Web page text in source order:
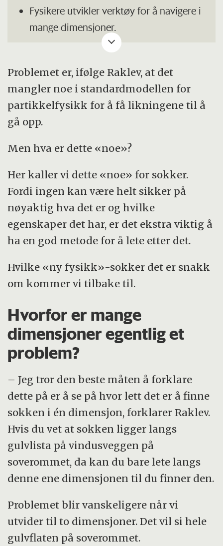
Fysikere utvikler verktøy for å navigere i
mange dimensjoner.
Forskere ved Universitetet i Oslo har
utviklet en «sokkefinnemaskin» for å
finne de beste modellene innen
partikkelfysikk og andre felt.
Verktøyet, kalt GAMBIT, kan anvendes
modellere sykdomsspredning under
pandemier.
Dette verktøyet kan også brukes til å
optimalisere modeller for
sykdomsspredning, som vist i
samarbeid med Folkehelseinstituttet.
Oppsummeringen er generert av Labrador
AI, men gjennomlest av en journalist.
Problemet er, ifølge Raklev, at det
mangler noe i standardmodellen for
partikkelfysikk for å få likningene til å
gå opp.
Men hva er dette «noe»?
Her kaller vi dette «noe» for sokker.
Fordi ingen kan være helt sikker på
nøyaktig hva det er og hvilke
egenskaper det har, er det ekstra viktig å
ha en god metode for å lete etter det.
Hvilke «ny fysikk»-sokker det er snakk
om kommer vi tilbake til.
Hvorfor er mange
dimensjoner egentlig et
problem?
– Jeg tror den beste måten å forklare
dette på er å se på hvor lett det er å finne
sokken i én dimensjon, forklarer Raklev.
Hvis du vet at sokken ligger langs
gulvlista på vindusveggen på
soverommet, da kan du bare lete langs
denne ene dimensjonen til du finner den.
Problemet blir vanskeligere når vi
utvider til to dimensjoner. Det vil si hele
gulvflaten på soverommet.